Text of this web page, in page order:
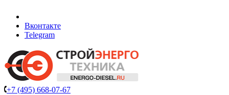
Вконтакте
Telegram
+7 (495) 668-07-67